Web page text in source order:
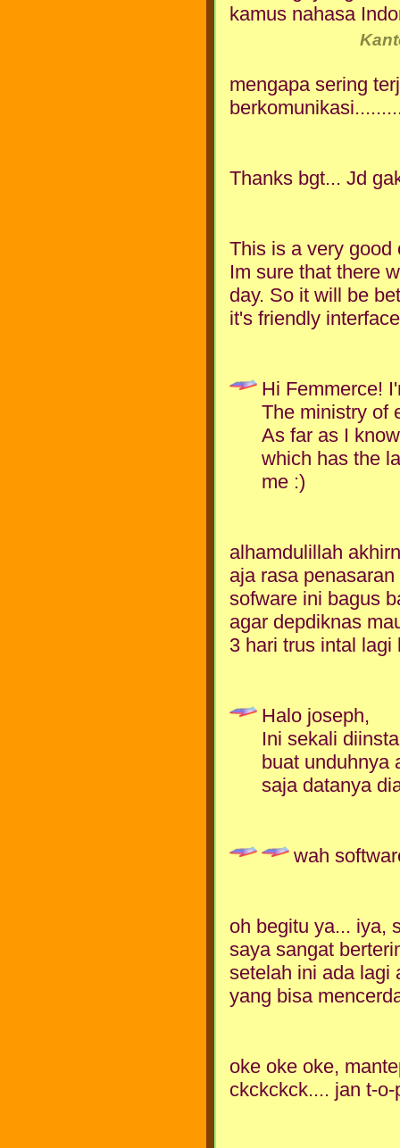
kamus nahasa
mengapa sering
Thanks bgt... Jd
This is a very good
Im sure that there
day. So it will be
it's friendly
Hi Femmerce!
The ministry of
As far as I
which has the
me :)
alhamdulillah
aja rasa
sofware ini bagus
agar depdiknas
3 hari trus intal lagi
Halo joseph,
Ini sekali
buat unduhnya
saja datanya
wah
oh begitu ya... iya,
saya sangat
setelah ini ada lagi
yang bisa
oke oke oke,
ckckckck.... jan t-o-